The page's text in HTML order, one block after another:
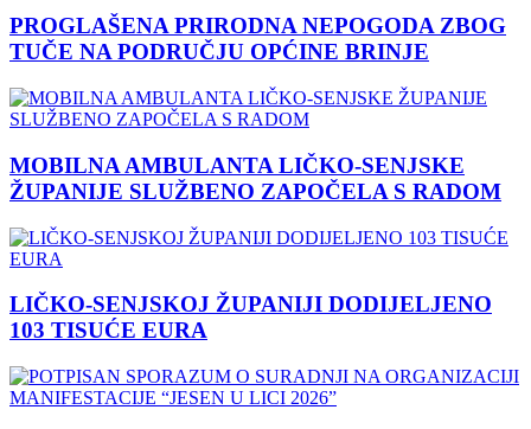
PROGLAŠENA PRIRODNA NEPOGODA ZBOG
TUČE NA PODRUČJU OPĆINE BRINJE
MOBILNA AMBULANTA LIČKO-SENJSKE
ŽUPANIJE SLUŽBENO ZAPOČELA S RADOM
LIČKO-SENJSKOJ ŽUPANIJI DODIJELJENO
103 TISUĆE EURA